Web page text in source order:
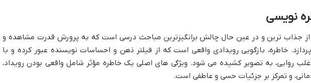
از جذاب ترین و در عین حال چالش برانگیزترین مباحث درسی است که به پرورش قدرت مشاهده و
خاطره، بازگویی رویدادی واقعی است که از فیلتر ذهن و احساسات نویسنده عبور کرده و با
روایی، به تصویر کشیده می شود. ویژگی های اصلی یک خاطره مؤثر شامل واقعی بودن رویداد،
و تمرکز بر جزئیات حسی و عاطفی است.